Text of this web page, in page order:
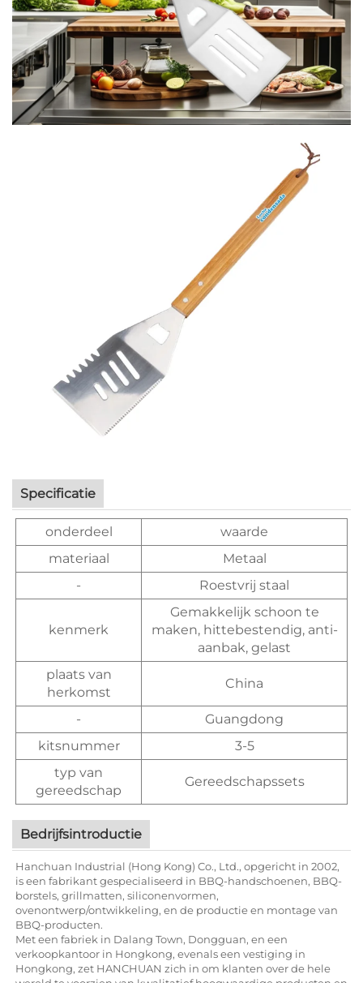
Specificatie
onderdeel
waarde
materiaal
Metaal
-
Roestvrij staal
kenmerk
Gemakkelijk schoon te
maken, hittebestendig, anti-
aanbak, gelast
plaats van
herkomst
China
-
Guangdong
kitsnummer
3-5
typ van
gereedschap
Gereedschapssets
Bedrijfsintroductie
Hanchuan Industrial (Hong Kong) Co., Ltd., opgericht in 2002,
is een fabrikant gespecialiseerd in BBQ-handschoenen, BBQ-
borstels, grillmatten, siliconenvormen,
ovenontwerp/ontwikkeling, en de productie en montage van
BBQ-producten.
Met een fabriek in Dalang Town, Dongguan, en een
verkoopkantoor in Hongkong, evenals een vestiging in
Hongkong, zet HANCHUAN zich in om klanten over de hele